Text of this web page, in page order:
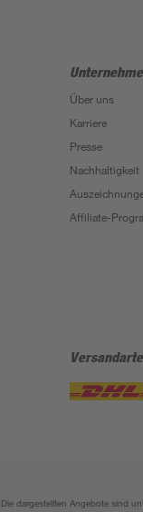
Über uns
Karriere
Presse
Nachhaltigkeit
Affiliate-
dargestellten Angebote sind